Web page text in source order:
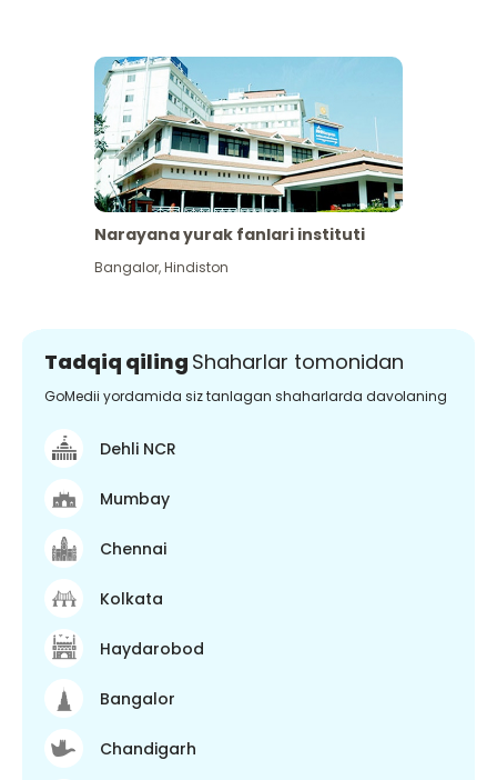
Narayana yurak fanlari instituti
Bangalor,Hindiston
Tadqiq qiling Shaharlar tomonidan
GoMedii yordamida siz tanlagan shaharlarda davolaning
Dehli NCR
Mumbay
Chennai
Kolkata
Haydarobod
Bangalor
Chandigarh